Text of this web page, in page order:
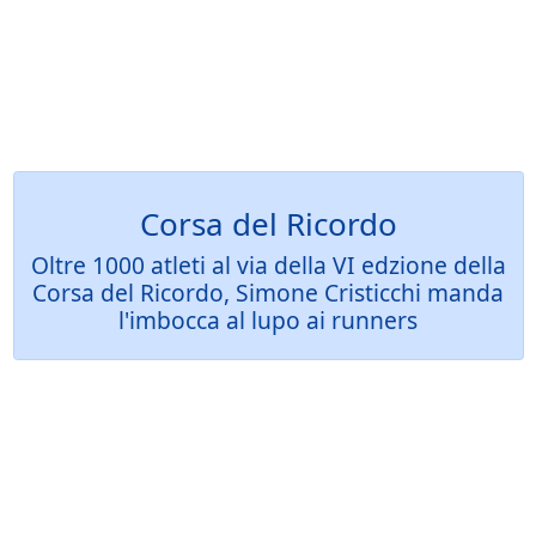
Corsa del Ricordo
Oltre 1000 atleti al via della VI edzione della
Corsa del Ricordo, Simone Cristicchi manda
l'imbocca al lupo ai runners